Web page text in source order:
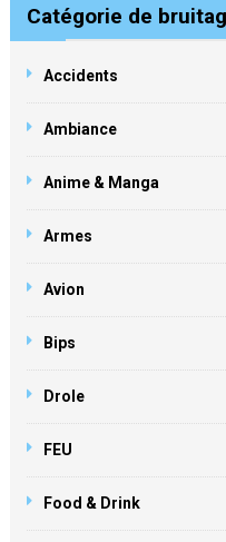
Catégorie de
Accidents
Ambiance
Anime & Manga
Armes
Avion
Bips
Drole
FEU
Food & Drink